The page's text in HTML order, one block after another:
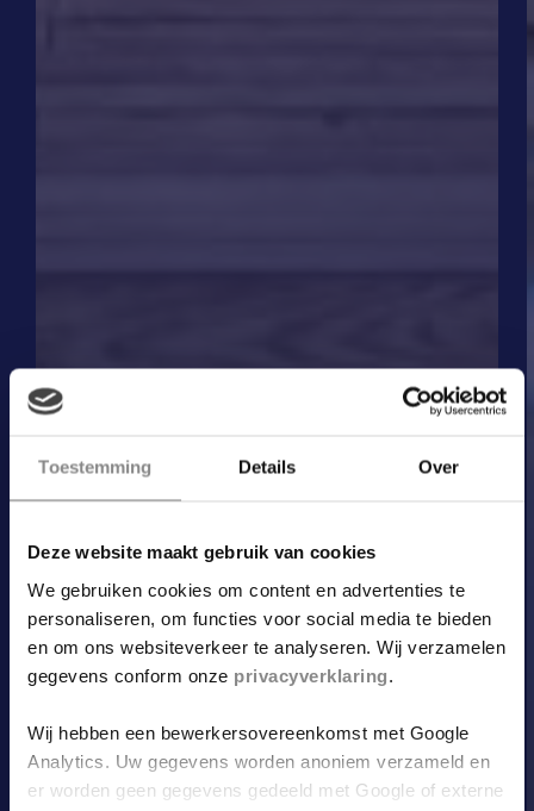
Toestemming Details Over
Deze website maakt gebruik van cookies
We gebruiken cookies om content en advertenties te
personaliseren, om functies voor social media te bieden
en om ons websiteverkeer te analyseren. Wij verzamelen
gegevens conform onze privacyverklaring
Wij hebben een bewerkersovereenkomst met Google
Analytics. Uw gegevens worden anoniem verzameld en
er worden geen gegevens gedeeld met Google of externe